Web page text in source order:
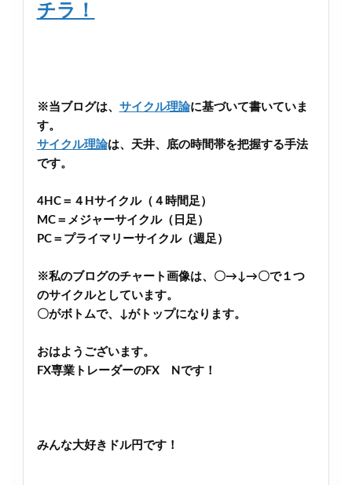
チラ！
※当ブログは、 サイクル理論に基づいて書いていま
す。
サイクル理論は、天井、底の時間帯を把握する手法
です。
4HC＝４Hサイクル（４時間足）
MC＝メジャーサイクル（日足）
PC＝プライマリーサイクル（週足）
※私のブログのチャート画像は、〇→↓→〇で１つ
のサイクルとしています。
〇がボトムで、↓がトップになります。
おはようございます。
FX専業トレーダーのFX Nです！
みんな大好きドル円です！